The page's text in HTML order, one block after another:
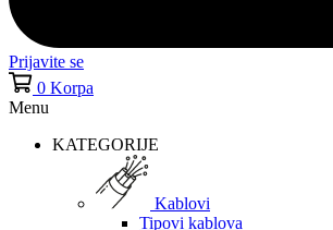
Prijavite se
0 Korpa
Menu
KATEGORIJE
Kablovi
Tipovi kablova